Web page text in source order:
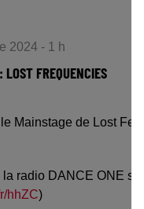
2024 - 1 h
LOST FREQUENCIES
Mainstage de Lost
radio DANCE ONE sur
hhZC)